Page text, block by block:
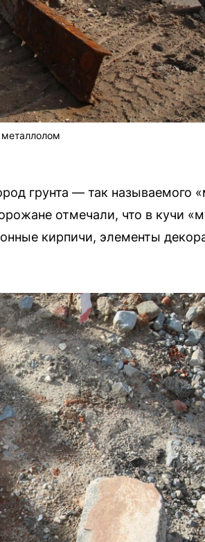
грунта — так называемого
отмечали, что в кучи
кирпичи, элементы